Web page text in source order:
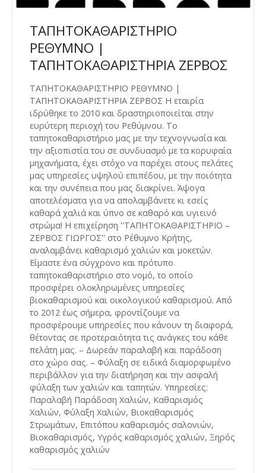
ΤΑΠΗΤΟΚΑΘΑΡΙΣΤΗΡΙΟ
ΡΕΘΥΜΝΟ |
ΤΑΠΗΤΟΚΑΘΑΡΙΣΤΗΡΙΑ ΖΕΡΒΟΣ
ΤΑΠΗΤΟΚΑΘΑΡΙΣΤΗΡΙΟ ΡΕΘΥΜΝΟ |
ΤΑΠΗΤΟΚΑΘΑΡΙΣΤΗΡΙΑ ΖΕΡΒΟΣ H εταιρία
ιδρύθηκε το 2010 και δραστηριοποιείται στην
ευρύτερη περιοχή του Ρεθύμνου. Το
ταπητοκαθαριστήριο μας με την τεχνογνωσία και
την αξιοπιστία του σε συνδυασμό με τα κορυφαία
μηχανήματα, έχει στόχο να παρέχει στους πελάτες
μας υπηρεσίες υψηλού επιπέδου, με την ποιότητα
και την συνέπεια που μας διακρίνει. Άψογα
αποτελέσματα για να απολαμβάνετε κι εσείς
καθαρά χαλιά και ύπνο σε καθαρό και υγιεινό
στρώμα! Η επιχείρηση ''ΤΑΠΗΤΟΚΑΘΑΡΙΣΤΗΡΙΟ –
ΖΕΡΒΟΣ ΓΙΩΡΓΟΣ'' στο Ρέθυμνο Κρήτης,
αναλαμβάνει καθαρισμό χαλιών και μοκετών.
Είμαστε ένα σύγχρονο και πρότυπο
ταπητοκαθαριστήριο στο νομό, το οποίο
προσφέρει ολοκληρωμένες υπηρεσίες
βιοκαθαρισμού και οικολογικού καθαρισμού. Από
το 2012 έως σήμερα, φροντίζουμε να
προσφέρουμε υπηρεσίες που κάνουν τη διαφορά,
θέτοντας σε προτεραιότητα τις ανάγκες του κάθε
πελάτη μας. – Δωρεάν παραλαβή και παράδοση
στο χώρο σας. – Φύλαξη σε ειδικά διαμορφωμένο
περιβάλλον για την διατήρηση και την ασφαλή
φύλαξη των χαλιών και ταπητών. Υπηρεσίες:
Παραλαβή Παράδοση Χαλιών, Καθαρισμός
Χαλιών, Φύλαξη Χαλιών, Βιοκαθαρισμός
Στρωμάτων, Επιτόπου καθαρισμός σαλονιών,
Βιοκαθαρισμός, Υγρός καθαρισμός χαλιών, Ξηρός
καθαρισμός χαλιών